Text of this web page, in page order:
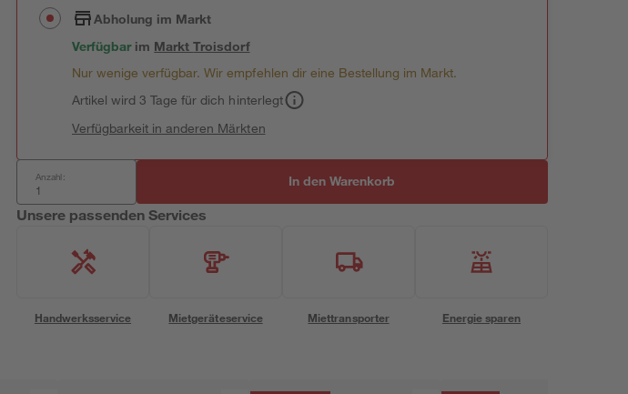
Abholung im Markt
Verfügbar im MarktTroisdorf
Nur wenige verfügbar. Wir empfehlen dir eine Bestellung im Markt.
Artikel wird 3 Tage für dich hinterlegt
Verfügbarkeit in anderen Märkten
Anzahl: In den Warenkorb
Unsere passenden Services
Handwerksservice Mietgeräteservice Miettransporter Energie sparen